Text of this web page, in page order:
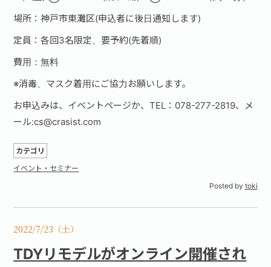
場所：神戸市東灘区(申込者に後日通知します)
定員：各回3名限定、要予約(先着順)
費用：無料
※消毒、マスク着用にご協力お願いします。
お申込みは、イベントページか、TEL：078-277-2819、メ
ール:cs@crasist.com
カテゴリ
イベント・セミナー
Posted by toki
2022/7/23（土）
TDYリモデルがオンライン開催され